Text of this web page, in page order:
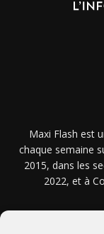
Maxi Flash est
chaque semaine
2015, dans les
2022, et à